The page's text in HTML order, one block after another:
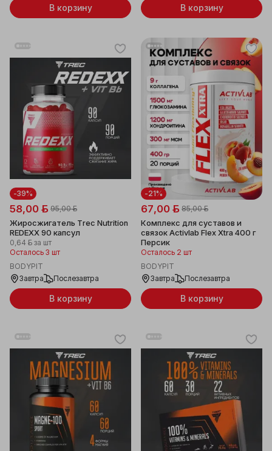
В корзину В корзину
-39%
58,00 ƃ 95,00 ƃ
Жиросжигатель Trec Nutrition
REDEXX 90 капсул
0,64 ƃ за шт
Осталось 3 шт
BODYPIT
Завтра
Послезавтра
В корзину
-21%
67,00 ƃ 85,00 ƃ
Комплекс для суставов и
связок Activlab Flex Xtra 400 г
Персик
Осталось 2 шт
BODYPIT
Завтра
Послезавтра
В корзину